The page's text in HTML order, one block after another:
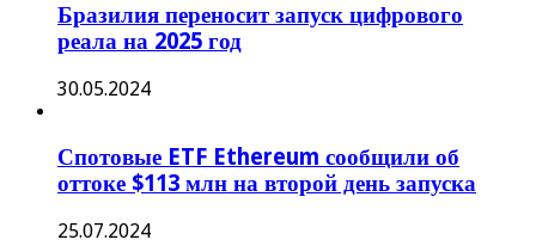
Бразилия переносит запуск цифрового
реала на 2025 год
30.05.2024
Спотовые ETF Ethereum сообщили об
оттоке $113 млн на второй день запуска
25.07.2024